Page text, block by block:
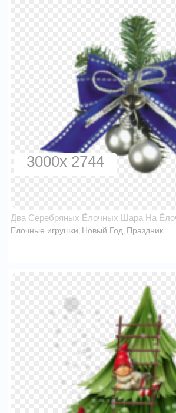
3000x 2744
Два Серебряных Ёлочных Шара На Ёлочной
Елочные игрушки Новый Год Праздник